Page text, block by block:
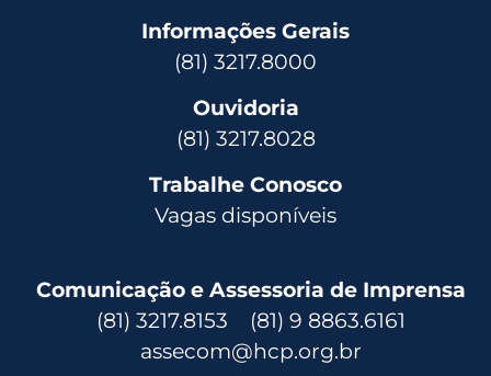
Informações Gerais
(81) 3217.8000
Ouvidoria
(81) 3217.8028
Trabalhe Conosco
Vagas disponíveis
Comunicação e Assessoria de Imprensa
(81) 3217.8153 (81) 9 8863.6161
assecom@hcp.org.br